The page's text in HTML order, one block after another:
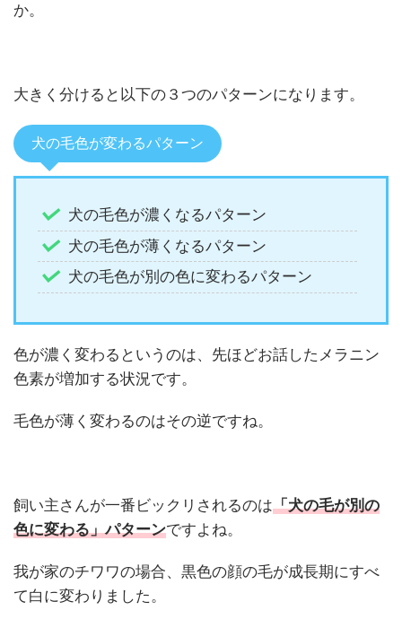
か。
大きく分けると以下の３つのパターンになります。
犬の毛色が変わるパターン
犬の毛色が濃くなるパターン
犬の毛色が薄くなるパターン
犬の毛色が別の色に変わるパターン
色が濃く変わるというのは、先ほどお話したメラニン
色素が増加する状況です。
毛色が薄く変わるのはその逆ですね。
飼い主さんが一番ビックリされるのは「犬の毛が別の
色に変わる」パターンですよね。
我が家のチワワの場合、黒色の顔の毛が成長期にすべ
て白に変わりました。